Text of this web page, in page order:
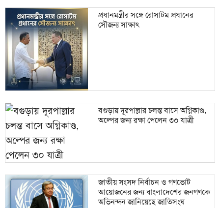
প্রধানমন্ত্রীর সঙ্গে রোসাটম প্রধানের
সৌজন্য সাক্ষাৎ
বগুড়ায় দূরপাল্লার চলন্ত বাসে অগ্নিকাণ্ড,
অল্পের জন্য রক্ষা পেলেন ৩০ যাত্রী
জাতীয় সংসদ নির্বাচন ও গণভোট
আয়োজনের জন্য বাংলাদেশের জনগণকে
অভিনন্দন জানিয়েছে জাতিসংঘ